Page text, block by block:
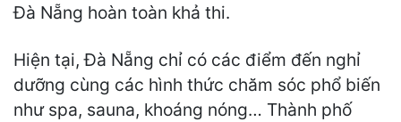
Đà Nẵng hoàn toàn khả thi.
Hiện tại, Đà Nẵng chỉ có các điểm đến nghỉ
dưỡng cùng các hình thức chăm sóc phổ biến
như spa, sauna, khoáng nóng… Thành phố